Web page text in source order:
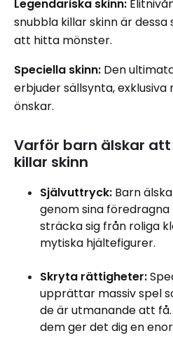
Legendariska skinn:
snubbla killar skinn är
att hitta mönster.
Speciella skinn: Den
erbjuder sällsynta,
önskar.
Varför barn älskar
killar skinn
Självuttryck: Barn
genom sina
sträcka sig från roliga
mytiska hjältefigurer.
Skryta rättigheter:
upprättar massiv spel
de är utmanande att
dem ger det dig en